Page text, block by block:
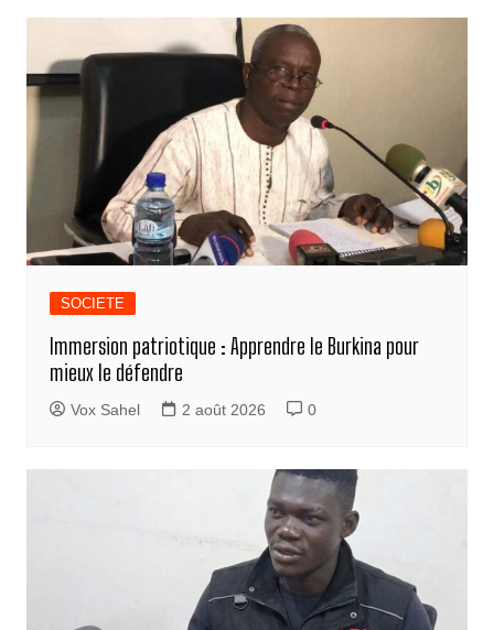
SOCIETE
Immersion patriotique : Apprendre le Burkina pour
mieux le défendre
Vox Sahel 2 août 2026 0